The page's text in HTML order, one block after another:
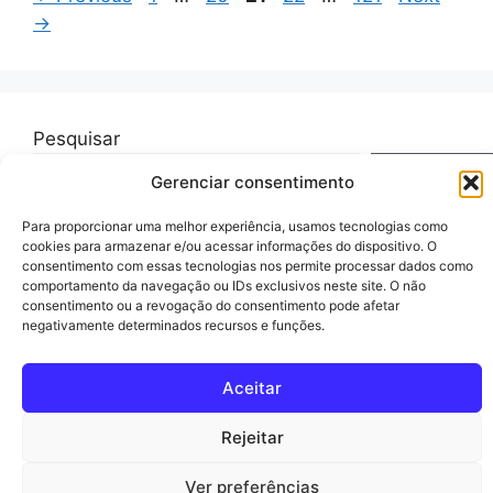
Gerenciar consentimento
Para proporcionar uma melhor experiência, usamos tecnologias como
cookies para armazenar e/ou acessar informações do dispositivo. O
consentimento com essas tecnologias nos permite processar dados como
comportamento da navegação ou IDs exclusivos neste site. O não
consentimento ou a revogação do consentimento pode afetar
negativamente determinados recursos e funções.
Aceitar
Rejeitar
Ver preferências
→
Pesquisar
Pesquisar
© 2026 guiareceita.com.br• Built withGeneratePress